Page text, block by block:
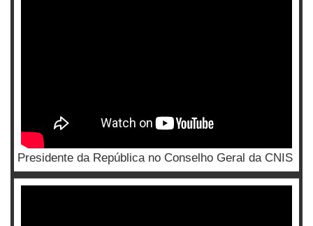
Presidente da República no Conselho Geral da CNIS